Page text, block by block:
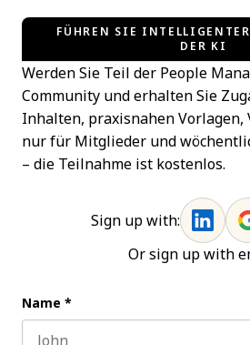
FÜHREN SIE
DER KI
Werden Sie Teil der People
Community und erhalten Sie
Inhalten, praxisnahen Vorlagen,
nur für Mitglieder und
– die Teilnahme ist kostenlos.
Sign up with:
Or sign up with
Name *